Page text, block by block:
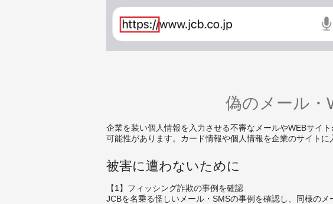
偽のメール・
企業を装い個人情報を入力させる不審なメールやWEBサイ
可能性があります。カード情報や個人情報を企業のサイト
被害に遭わないために
【1】フィッシング詐欺の事例を確認
JCBを名乗る怪しいメール・SMSの事例を確認し、同様の